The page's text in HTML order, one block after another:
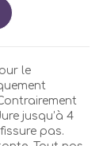
le
jusqu’à 4
pas.